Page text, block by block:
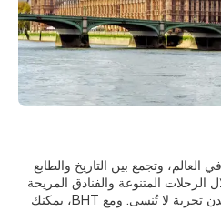
وتجمع بين التاريخ والطابع
الرحلات المتنوعة والفنادق المريحة
والأسعار المناسبة، تصبح زيارة لندن تجربة لا تُنسى. ومع BHT، يمكنك